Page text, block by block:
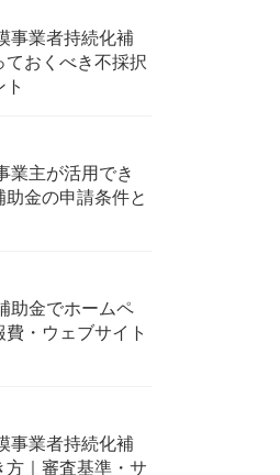
事業者持続化補
ておくべき不採択
業主が活用でき
金の申請条件と
助金でホームペ
・ウェブサイト
事業者持続化補
方｜審査基準・サ